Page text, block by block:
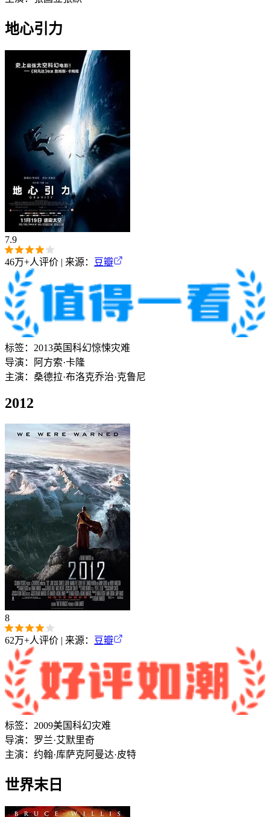
地心引力
7.9
46万+人评价 | 来源： 豆瓣
标签： 2013英国科幻惊悚灾难
导演：
阿方索·卡隆
主演： 桑德拉·布洛克乔治·克鲁尼
2012
8
62万+人评价 | 来源： 豆瓣
标签： 2009美国科幻灾难
导演： 罗兰·艾默里奇
主演： 约翰·库萨克阿曼达·皮特
世界末日